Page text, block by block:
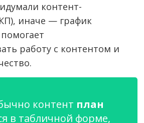
контент-
иначе — график
работу с контентом и
контент план
в табличной форме,